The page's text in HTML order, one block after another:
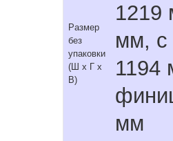
Размер
без
упаковки
(Ш x Г x
В)
1219
мм, с
1194
мм